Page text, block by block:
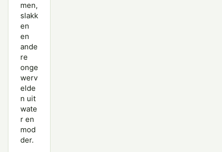
men,
slakk
en
en
ande
re
onge
werv
elde
n uit
wate
r en
mod
der.